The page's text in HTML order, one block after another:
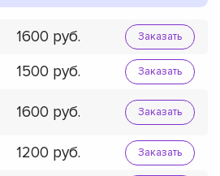
1600 Заказать
1500 Заказать
1600 Заказать
1200 Заказать